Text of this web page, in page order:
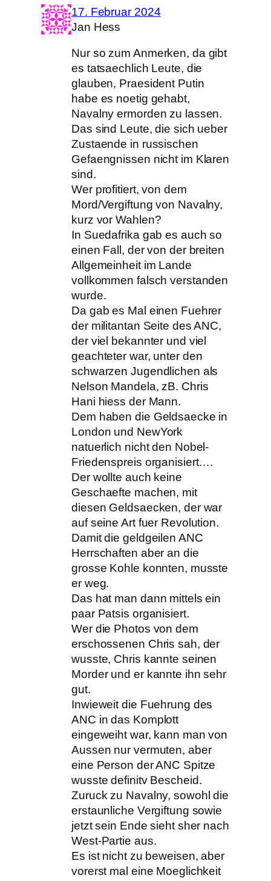
17. Februar 2024
Jan Hess
Nur so zum Anmerken, da gibt
es tatsaechlich Leute, die
glauben, Praesident Putin
habe es noetig gehabt,
Navalny ermorden zu lassen.
Das sind Leute, die sich ueber
Zustaende in russischen
Gefaengnissen nicht im Klaren
sind.
Wer profitiert, von dem
Mord/Vergiftung von Navalny,
kurz vor Wahlen?
In Suedafrika gab es auch so
einen Fall, der von der breiten
Allgemeinheit im Lande
vollkommen falsch verstanden
wurde.
Da gab es Mal einen Fuehrer
der militantan Seite des ANC,
der viel bekannter und viel
geachteter war, unter den
schwarzen Jugendlichen als
Nelson Mandela, zB. Chris
Hani hiess der Mann.
Dem haben die Geldsaecke in
London und NewYork
natuerlich nicht den Nobel-
Friedenspreis organisiert….
Der wollte auch keine
Geschaefte machen, mit
diesen Geldsaecken, der war
auf seine Art fuer Revolution.
Damit die geldgeilen ANC
Herrschaften aber an die
grosse Kohle konnten, musste
er weg.
Das hat man dann mittels ein
paar Patsis organisiert.
Wer die Photos von dem
erschossenen Chris sah, der
wusste, Chris kannte seinen
Morder und er kannte ihn sehr
gut.
Inwieweit die Fuehrung des
ANC in das Komplott
eingeweiht war, kann man von
Aussen nur vermuten, aber
eine Person der ANC Spitze
wusste definitv Bescheid.
Zuruck zu Navalny, sowohl die
erstaunliche Vergiftung sowie
jetzt sein Ende sieht sher nach
West-Partie aus.
Es ist nicht zu beweisen, aber
vorerst mal eine Moeglichkeit